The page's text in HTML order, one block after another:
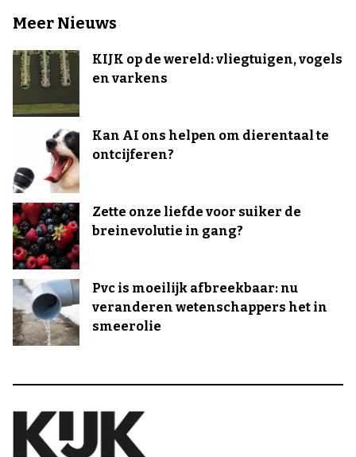
Meer Nieuws
KIJK op de wereld: vliegtuigen, vogels
en varkens
Kan AI ons helpen om dierentaal te
ontcijferen?
Zette onze liefde voor suiker de
breinevolutie in gang?
Pvc is moeilijk afbreekbaar: nu
veranderen wetenschappers het in
smeerolie